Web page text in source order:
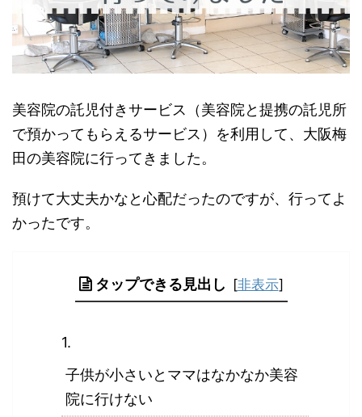
美容院の託児付きサービス（美容院と提携の託児所
で預かってもらえるサービス）を利用して、大阪梅
田の美容院に行ってきました。
預けて大丈夫かなと心配だったのですが、行ってよ
かったです。
タップできる見出し [非表示]
子供が小さいとママはなかなか美容
院に行けない